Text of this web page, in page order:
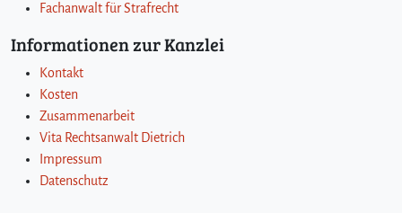
Fachanwalt für Strafrecht
Informationen zur Kanzlei
Kontakt
Kosten
Zusammenarbeit
Vita Rechtsanwalt Dietrich
Impressum
Datenschutz